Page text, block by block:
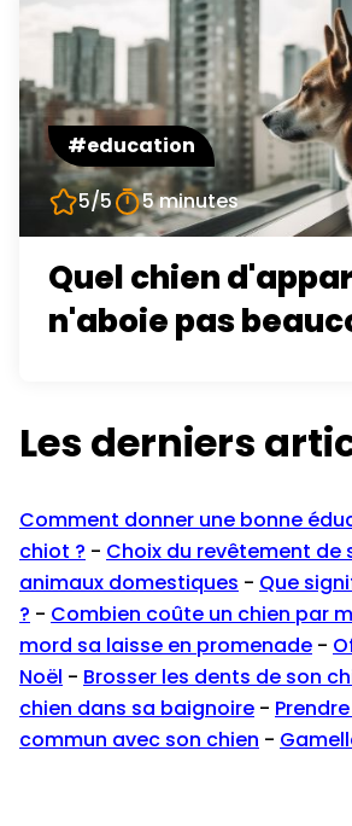
#education
5/5
5 minutes
Quel chien
n'aboie pas
Les derniers
Comment donner une bonne
chiot ? - Choix du revêtement de
animaux domestiques - Que
? - Combien coûte un chien par
mord sa laisse en promenade -
Noël - Brosser les dents de son
chien dans sa baignoire -
commun avec son chien -